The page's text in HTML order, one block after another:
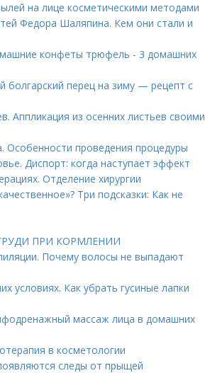
на лице косметическими методами
Федора Шаляпина. Кем они стали и
конфеты трюфель - 3 домашних
перец на зиму — рецепт с
Аппликация из осенних листьев своими
проведения процедуры
Диспорт: когда наступает эффект
Отделение хирургии
Три подсказки: Как не
ГРУДИ ПРИ КОРМЛЕНИИ
Почему волосы не выпадают
условиях. Как убрать гусиные лапки
массаж лица в домашних
в косметологии
следы от прыщей